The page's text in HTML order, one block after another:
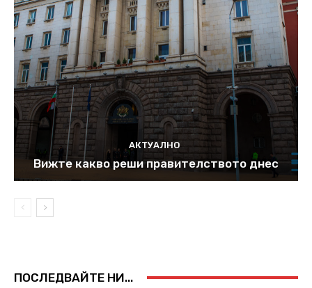
АКТУАЛНО
Вижте какво реши правителството днес
ПОСЛЕДВАЙТЕ НИ...